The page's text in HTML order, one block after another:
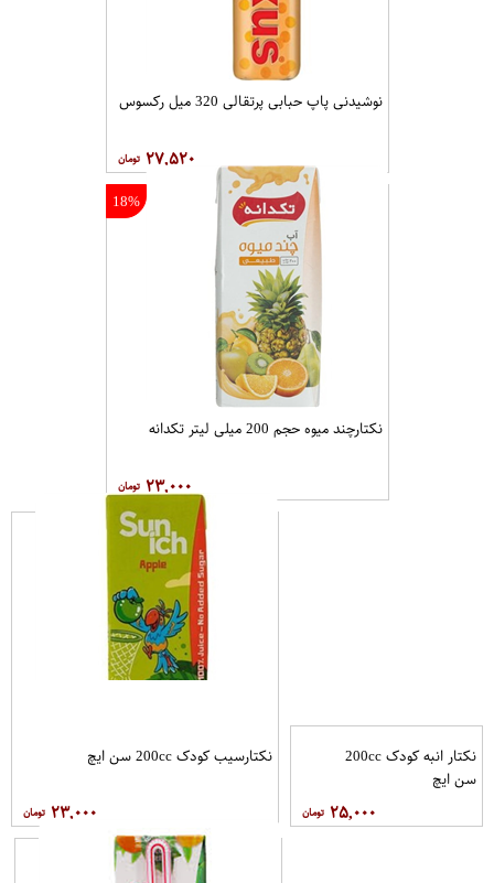
نوشیدنی پاپ حبابی پرتقالی 320 میل رکسوس
۲۷,۵۲۰
18%
نکتارچند میوه حجم 200 میلی لیتر تکدانه
۲۳,۰۰۰
نکتار انبه کودک 200cc
سن ايچ
۲۵,۰۰۰
نکتارسیب کودک 200cc سن ايچ
۲۳,۰۰۰